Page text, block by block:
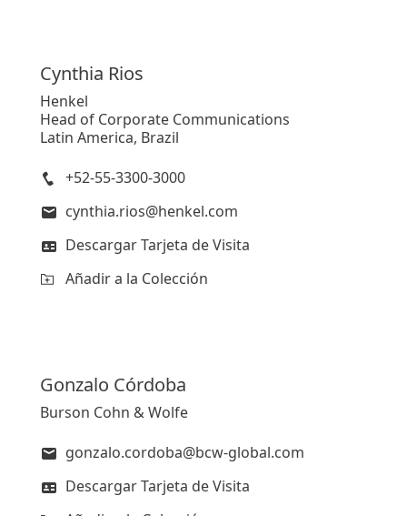
Cynthia Rios
Henkel
Head of Corporate Communications
Latin America, Brazil
+52-55-3300-3000
cynthia.rios@henkel.com
Descargar Tarjeta de Visita
Añadir a la Colección
Gonzalo Córdoba
Burson Cohn & Wolfe
gonzalo.cordoba@bcw-global.com
Descargar Tarjeta de Visita